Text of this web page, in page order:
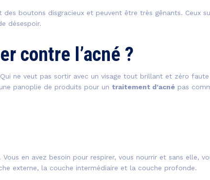
des boutons disgracieux et peuvent être très gênants. Ceux
désespoir.
contre l’acné ?
ne veut pas sortir avec un visage tout brillant et zéro
panoplie de produits pour un traitement d’acné pas
en avez besoin pour respirer, vous nourrir et sans elle,
externe, la couche intermédiaire et la couche profonde.